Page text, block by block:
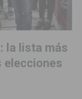
la lista más
elecciones